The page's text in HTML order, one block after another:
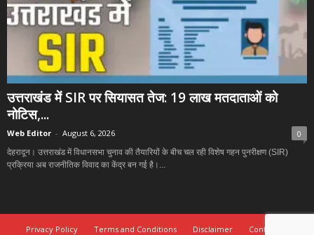
उत्तराखंड में SIR पर सियासत तेज: 19 लाख मतदाताओं को
नोटिस,...
Web Editor - August 6, 2026 0
देहरादून। उत्तराखंड में विधानसभा चुनाव की तैयारियों के बीच चल रही विशेष गहन पुनरीक्षण (SIR)
प्रक्रिया अब राजनीतिक विवाद का केंद्र बन गई है।...
Privacy Policy Terms and Conditions Disclaimer Contact Us